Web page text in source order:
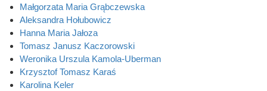
Małgorzata Maria Grąbczewska
Aleksandra Hołubowicz
Hanna Maria Jałoza
Tomasz Janusz Kaczorowski
Weronika Urszula Kamola-Uberman
Krzysztof Tomasz Karaś
Karolina Keler